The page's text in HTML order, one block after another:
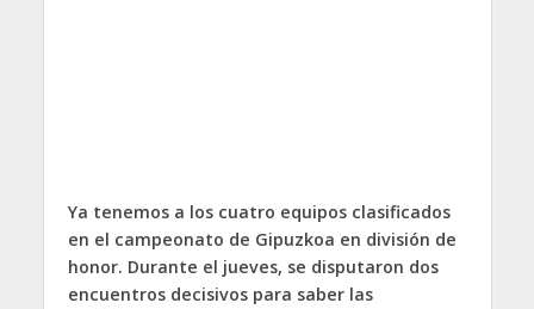
Ya tenemos a los cuatro equipos clasificados
en el campeonato de Gipuzkoa en división de
honor. Durante el jueves, se disputaron dos
encuentros decisivos para saber las